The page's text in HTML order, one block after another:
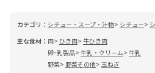
カテゴリ： シチュー・スープ・汁物 シチュー
主な食材： 肉 ひき肉 牛ひき肉
卵･乳製品 牛乳・クリーム
牛乳
野菜
野菜その他
玉ねぎ